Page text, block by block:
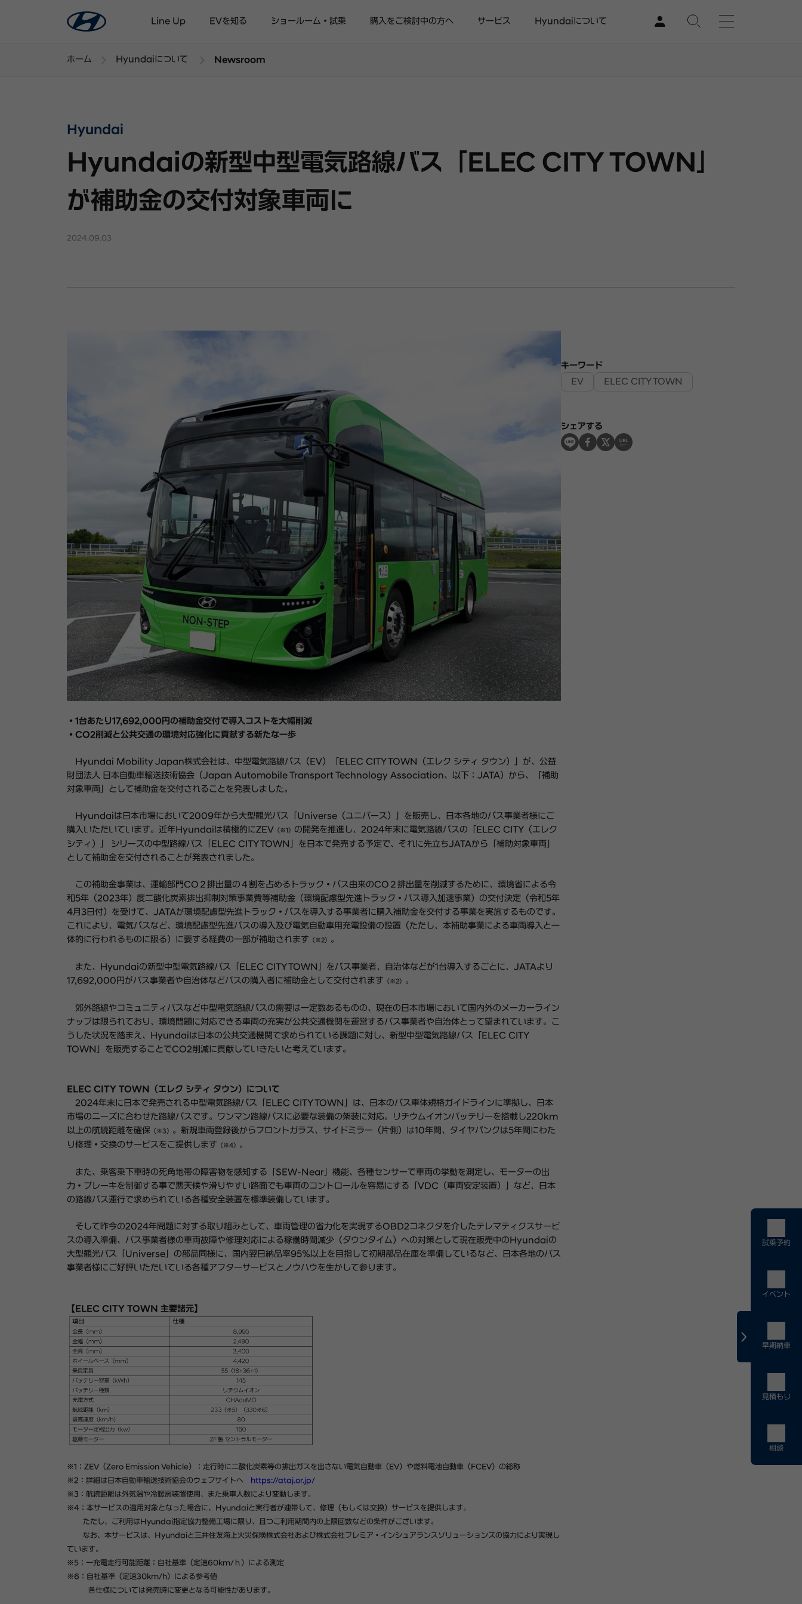
Line Up EVを知る ショールーム・試乗 購入をご検討中の方へ サービス Hyundaiについて
ホーム Hyundaiについて Newsroom
Hyundai
Hyundaiの新型中型電気路線バス「ELEC CITY TOWN」
が補助金の交付対象車両に
2024.09.03
・1台あたり17,692,000円の補助金交付で導入コストを大幅削減
・CO2削減と公共交通の環境対応強化に貢献する新たな一歩
Hyundai Mobility Japan株式会社は、中型電気路線バス（EV）「ELEC CITY TOWN（エレク シティ タウン）」が、公益
財団法人 日本自動車輸送技術協会（Japan Automobile Transport Technology Association、以下：JATA）から、「補助
対象車両」として補助金を交付されることを発表しました。
Hyundaiは日本市場において2009年から大型観光バス「Universe（ユニバース）」を販売し、日本各地のバス事業者様にご
購入いただいています。近年Hyundaiは積極的にZEV （※1） の開発を推進し、2024年末に電気路線バスの「ELEC CITY（エレク
シティ）」 シリーズの中型路線バス「ELEC CITY TOWN」を日本で発売する予定で、それに先立ちJATAから「補助対象車両」
として補助金を交付されることが発表されました。
この補助金事業は、運輸部門CO２排出量の４割を占めるトラック・バス由来のCO２排出量を削減するために、環境省による令
和5年（2023年）度二酸化炭素排出抑制対策事業費等補助金（環境配慮型先進トラック・バス導入加速事業）の交付決定（令和5年
4月3日付）を受けて、JATAが環境配慮型先進トラック・バスを導入する事業者に購入補助金を交付する事業を実施するものです。
これにより、電気バスなど、環境配慮型先進バスの導入及び電気自動車用充電設備の設置（ただし、本補助事業による車両導入と一
体的に行われるものに限る）に要する経費の一部が補助されます （※2） 。
また、Hyundaiの新型中型電気路線バス「ELEC CITY TOWN」をバス事業者、自治体などが1台導入するごとに、JATAより
17,692,000円がバス事業者や自治体などバスの購入者に補助金として交付されます （※2） 。
郊外路線やコミュニティバスなど中型電気路線バスの需要は一定数あるものの、現在の日本市場において国内外のメーカーライン
ナップは限られており、環境問題に対応できる車両の充実が公共交通機関を運営するバス事業者や自治体とって望まれています。こ
うした状況を踏まえ、Hyundaiは日本の公共交通機関で求められている課題に対し、新型中型電気路線バス「ELEC CITY
TOWN」を販売することでCO2削減に貢献していきたいと考えています。
ELEC CITY TOWN（エレク シティ タウン）について
2024年末に日本で発売される中型電気路線バス「ELEC CITY TOWN」は、日本のバス車体規格ガイドラインに準拠し、日本
市場のニーズに合わせた路線バスです。ワンマン路線バスに必要な装備の架装に対応。リチウムイオンバッテリーを搭載し220km
以上の航続距離を確保 （※3） 。新規車両登録後からフロントガラス、サイドミラー（片側）は10年間、タイヤパンクは5年間にわた
り修理・交換のサービスをご提供します （※4） 。
また、乗客乗下車時の死角地帯の障害物を感知する「SEW-Near」機能、各種センサーで車両の挙動を測定し、モーターの出
力・ブレーキを制御する事で悪天候や滑りやすい路面でも車両のコントロールを容易にする「VDC（車両安定装置）」など、日本
の路線バス運行で求められている各種安全装置を標準装備しています。
そして昨今の2024年問題に対する取り組みとして、車両管理の省力化を実現するOBD2コネクタを介したテレマティクスサービ
スの導入準備、バス事業者様の車両故障や修理対応による稼働時間減少（ダウンタイム）への対策として現在販売中のHyundaiの
大型観光バス「Universe」の部品同様に、国内翌日納品率95％以上を目指して初期部品在庫を準備しているなど、日本各地のバス
事業者様にご好評いただいている各種アフターサービスとノウハウを生かして参ります。
【ELEC CITY TOWN 主要諸元】
※1：ZEV（Zero Emission Vehicle）：走行時に⼆酸化炭素等の排出ガスを出さない電気自動車（EV）や燃料電池自動車（FCEV）の総称
※2：詳細は日本自動車輸送技術協会のウェブサイトへ
https://ataj.or.jp/
※3：航続距離は外気温や冷暖房装置使用、また乗車人数により変動します。
※4：本サービスの適用対象となった場合に、Hyundaiと実行者が連帯して、 修理（もしくは交換）サービスを提供します。
ただし、ご利用はHyundai指定協力整備工場に限り、且つご利用期間内の上限回数などの条件がございます。
なお、本サービスは、Hyundaiと三井住友海上火災保険株式会社および株式会社プレミア・インシュアランスソリューションズの協力により実現し
ています。
※5：一充電走行可能距離：自社基準（定速60km/ｈ）による測定
※6：自社基準（定速30km/h）による参考値
各仕様については発売時に変更となる可能性があります。
キーワード
EV
ELEC CITY TOWN
シェアする
試乗予約
イベント
早期納車
見積もり
相談